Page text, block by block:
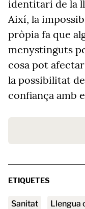
identitari de la
Així, la
pròpia fa que
menystinguts
cosa pot
la possibilitat
confiança amb
ETIQUETES
sanitat